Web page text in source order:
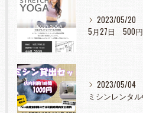
2023/05/20
5月27日 500
2023/05/04